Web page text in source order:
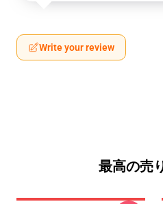
Write your review
最高の売